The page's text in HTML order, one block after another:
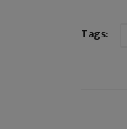
Tags: